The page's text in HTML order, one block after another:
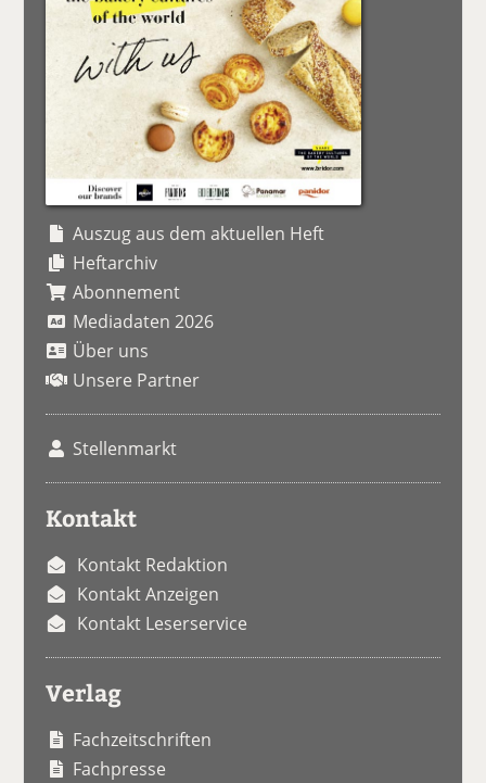
Auszug aus dem aktuellen Heft
Heftarchiv
Abonnement
Mediadaten 2026
Über uns
Unsere Partner
Stellenmarkt
Kontakt
Kontakt Redaktion
Kontakt Anzeigen
Kontakt Leserservice
Verlag
Fachzeitschriften
Fachpresse